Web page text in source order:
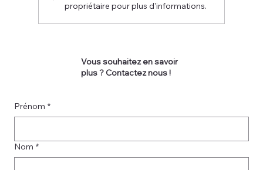
Prénom *
Nom *
Vous souhaitez en savoir
plus ? Contactez nous !
Pourquoi Choisir un Plombier
propriétaire pour plus d'informations.